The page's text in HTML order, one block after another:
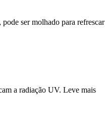
ser molhado para refrescar
a radiação UV. Leve mais